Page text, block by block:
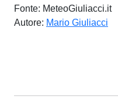
Fonte: MeteoGiuliacci.it
Autore: Mario Giuliacci